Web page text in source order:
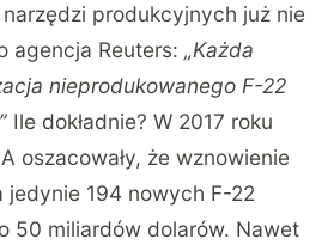
produkcyjnych już nie
agencja Reuters:„Każda
nieprodukowanego F-22
Ile dokładnie? W 2017 roku
oszacowały, że wznowienie
jedynie 194 nowych F-22
50 miliardów dolarów. Nawet